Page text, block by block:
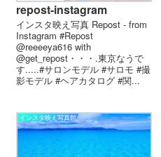
repost-instagram
インスタ映え写真 Repost - from
Instagram #Repost
@reeeeya616 with
@get_repost・・・.東京なうで
す.....#サロンモデル #サロモ #撮
影モデル #ヘアカタログ #関...
インスタ映え写真館